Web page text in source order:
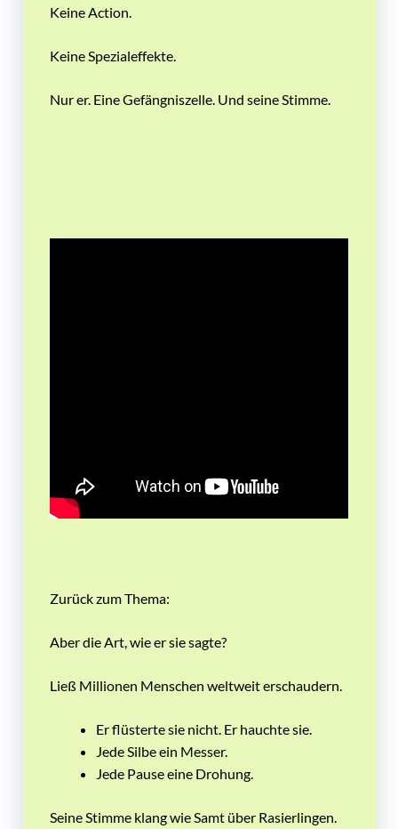
Keine Action.
Keine Spezialeffekte.
Nur er. Eine Gefängniszelle. Und seine Stimme.
Zurück zum Thema:
Aber die Art, wie er sie sagte?
Ließ Millionen Menschen weltweit erschaudern.
Er flüsterte sie nicht. Er hauchte sie.
Jede Silbe ein Messer.
Jede Pause eine Drohung.
Seine Stimme klang wie Samt über Rasierlingen.